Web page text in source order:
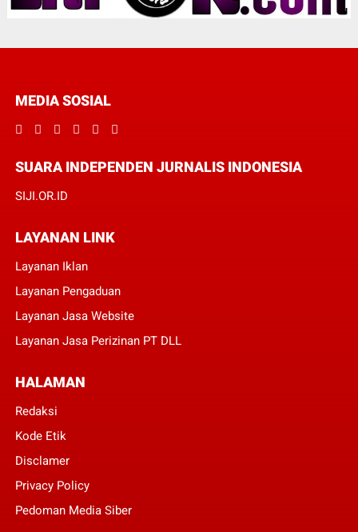
MEDIA SOSIAL
SUARA INDEPENDEN JURNALIS INDONESIA
SIJI.OR.ID
LAYANAN LINK
Layanan Iklan
Layanan Pengaduan
Layanan Jasa Website
Layanan Jasa Perizinan PT DLL
HALAMAN
Redaksi
Kode Etik
Disclamer
Privacy Policy
Pedoman Media Siber